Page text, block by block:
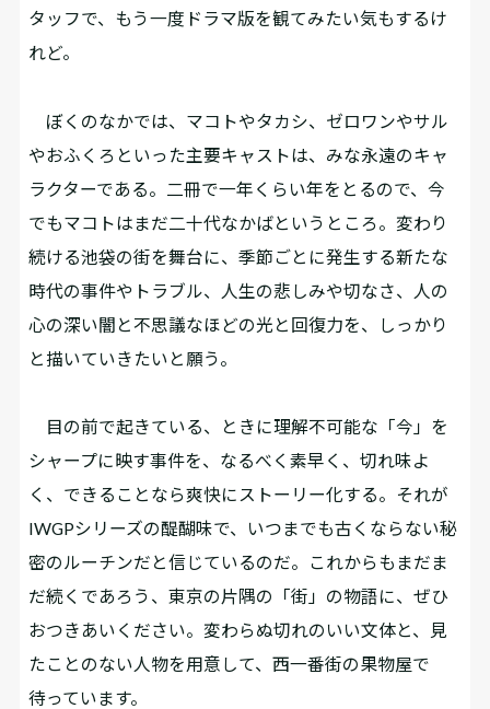
タッフで、もう一度ドラマ版を観てみたい気もするけ
れど。
ぼくのなかでは、マコトやタカシ、ゼロワンやサル
やおふくろといった主要キャストは、みな永遠のキャ
ラクターである。二冊で一年くらい年をとるので、今
でもマコトはまだ二十代なかばというところ。変わり
続ける池袋の街を舞台に、季節ごとに発生する新たな
時代の事件やトラブル、人生の悲しみや切なさ、人の
心の深い闇と不思議なほどの光と回復力を、しっかり
と描いていきたいと願う。
目の前で起きている、ときに理解不可能な「今」を
シャープに映す事件を、なるべく素早く、切れ味よ
く、できることなら爽快にストーリー化する。それが
IWGPシリーズの醍醐味で、いつまでも古くならない秘
密のルーチンだと信じているのだ。これからもまだま
だ続くであろう、東京の片隅の「街」の物語に、ぜひ
おつきあいください。変わらぬ切れのいい文体と、見
たことのない人物を用意して、西一番街の果物屋で
待っています。